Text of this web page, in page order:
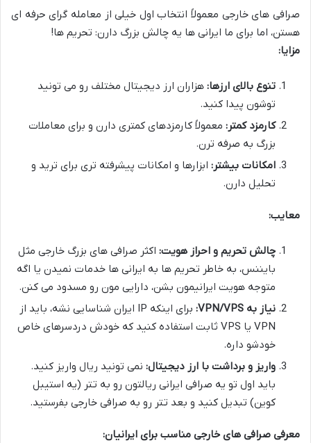
صرافی های خارجی معمولاً انتخاب اول خیلی از معامله گرای حرفه ای
هستن، اما برای ما ایرانی ها یه چالش بزرگ دارن: تحریم ها!
مزایا:
تنوع بالای ارزها: هزاران ارز دیجیتال مختلف رو می تونید
توشون پیدا کنید.
کارمزد کمتر: معمولاً کارمزدهای کمتری دارن و برای معاملات
بزرگ به صرفه ترن.
امکانات بیشتر: ابزارها و امکانات پیشرفته تری برای ترید و
تحلیل دارن.
معایب:
چالش تحریم و احراز هویت: اکثر صرافی های بزرگ خارجی مثل
بایننس، به خاطر تحریم ها به ایرانی ها خدمات نمیدن یا اگه
متوجه هویت ایرانیمون بشن، دارایی مون رو مسدود می کنن.
نیاز به VPN/VPS:
برای اینکه IP ایران شناسایی نشه، باید از
VPN یا VPS ثابت استفاده کنید که خودش دردسرهای خاص
خودشو داره.
واریز و برداشت با ارز دیجیتال: نمی تونید ریال واریز کنید.
باید اول تو یه صرافی ایرانی ریالتون رو به تتر (یه استیبل
کوین) تبدیل کنید و بعد تتر رو به صرافی خارجی بفرستید.
معرفی صرافی های خارجی مناسب برای ایرانیان: